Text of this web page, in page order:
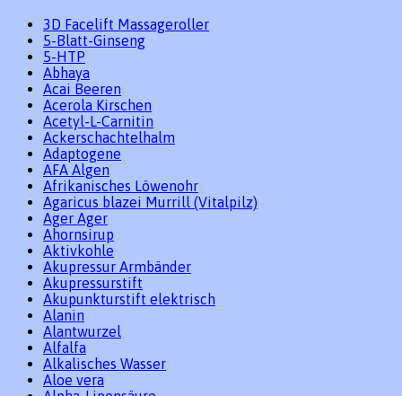
3D Facelift Massageroller
5-Blatt-Ginseng
5-HTP
Abhaya
Acai Beeren
Acerola Kirschen
Acetyl-L-Carnitin
Ackerschachtelhalm
Adaptogene
AFA Algen
Afrikanisches Löwenohr
Agaricus blazei Murrill (Vitalpilz)
Ager Ager
Ahornsirup
Aktivkohle
Akupressur Armbänder
Akupressurstift
Akupunkturstift elektrisch
Alanin
Alantwurzel
Alfalfa
Alkalisches Wasser
Aloe vera